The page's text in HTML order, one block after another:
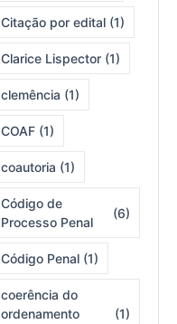
Citação por edital (1)
Clarice Lispector (1)
clemência (1)
COAF (1)
coautoria (1)
Código de
Processo Penal
(6)
Código Penal (1)
coerência do
ordenamento
(1)